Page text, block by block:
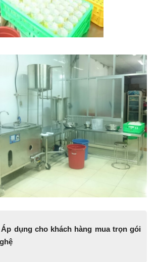
Áp dụng cho khách hàng mua trọn gói